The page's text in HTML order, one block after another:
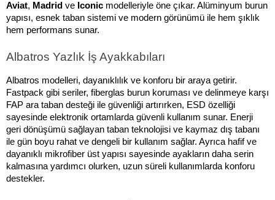
Aviat, Madrid ve Iconic modelleriyle öne çıkar. Alüminyum burun
yapısı, esnek taban sistemi ve modern görünümü ile hem şıklık
hem performans sunar.
Albatros Yazlık İş Ayakkabıları
Albatros modelleri, dayanıklılık ve konforu bir araya getirir.
Fastpack gibi seriler, fiberglas burun koruması ve delinmeye karşı
FAP ara taban desteği ile güvenliği artırırken, ESD özelliği
sayesinde elektronik ortamlarda güvenli kullanım sunar. Enerji
geri dönüşümü sağlayan taban teknolojisi ve kaymaz dış tabanı
ile gün boyu rahat ve dengeli bir kullanım sağlar. Ayrıca hafif ve
dayanıklı mikrofiber üst yapısı sayesinde ayakların daha serin
kalmasına yardımcı olurken, uzun süreli kullanımlarda konforu
destekler.